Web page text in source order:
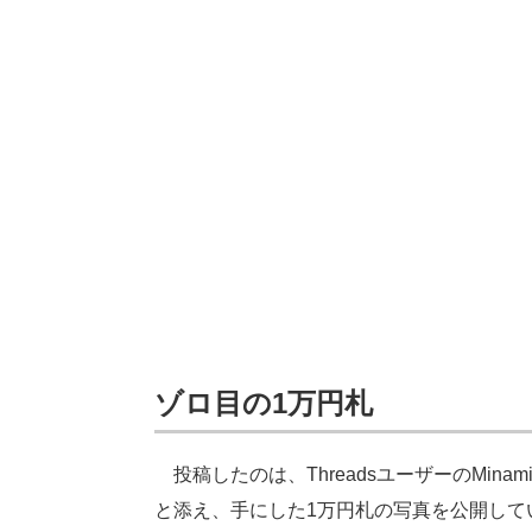
ゾロ目の1万円札
投稿したのは、Threadsユーザーの
と添え、手にした1万円札の写真を公開し